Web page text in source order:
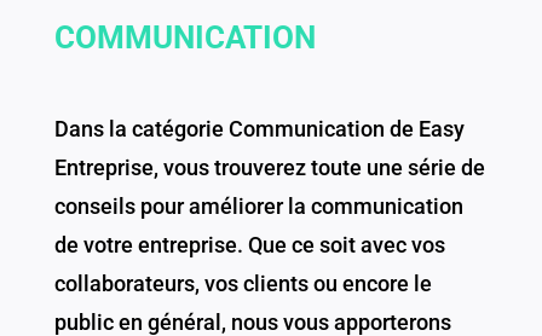
COMMUNICATION
Dans la catégorie Communication de Easy
Entreprise, vous trouverez toute une série de
conseils pour améliorer la communication
de votre entreprise. Que ce soit avec vos
collaborateurs, vos clients ou encore le
public en général, nous vous apporterons